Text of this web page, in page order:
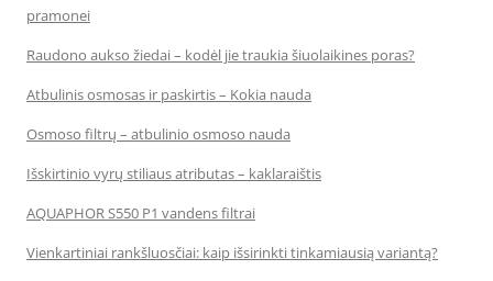
pramonei
Raudono aukso žiedai – kodėl jie traukia šiuolaikines poras?
Atbulinis osmosas ir paskirtis – Kokia nauda
Osmoso filtrų – atbulinio osmoso nauda
Išskirtinio vyrų stiliaus atributas – kaklaraištis
AQUAPHOR S550 P1 vandens filtrai
Vienkartiniai rankšluosčiai: kaip išsirinkti tinkamiausią variantą?